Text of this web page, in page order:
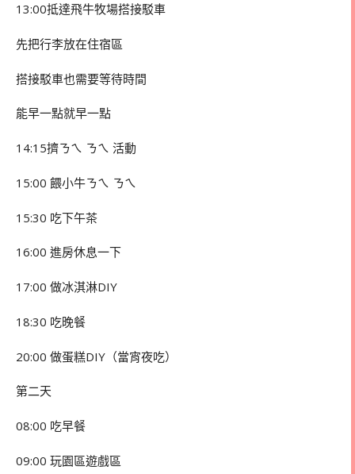
13:00抵達飛牛牧場搭接駁車
先把行李放在住宿區
搭接駁車也需要等待時間
能早一點就早一點
14:15擠ㄋㄟ ㄋㄟ 活動
15:00 餵小牛ㄋㄟ ㄋㄟ
15:30 吃下午茶
16:00 進房休息一下
17:00 做冰淇淋DIY
18:30 吃晚餐
20:00 做蛋糕DIY（當宵夜吃）
第二天
08:00 吃早餐
09:00 玩園區遊戲區